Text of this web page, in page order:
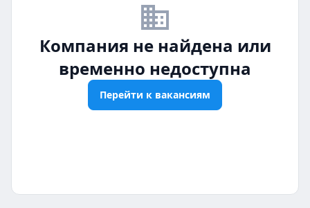
business_off
Компания не найдена или
временно недоступна
Перейти к вакансиям